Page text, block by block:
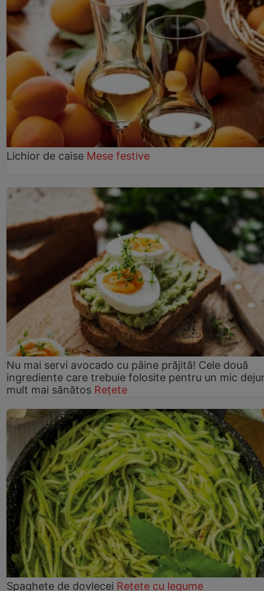
Lichior de caise Mese festive
Nu mai servi avocado cu pâine prăjită! Cele două
ingrediente care trebuie folosite pentru un mic
mult mai sănătos Rețete
Spaghete de dovlecei Rețete cu legume